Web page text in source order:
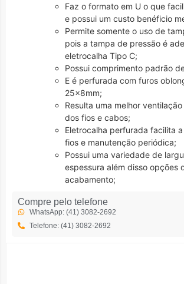
Faz o formato em U o que
e possui um custo benéficio
Permite somente o uso de
pois a tampa de pressão é
eletrocalha Tipo C;
Possui comprimento padrão
E é perfurada com furos
25x8mm;
Resulta uma melhor
dos fios e cabos;
Eletrocalha perfurada facilita
fios e manutenção periódica;
Possui uma variedade de
espessura além disso opções
acabamento;
Compre pelo telefone
WhatsApp: (41) 3082-2692
Telefone: (41) 3082-2692